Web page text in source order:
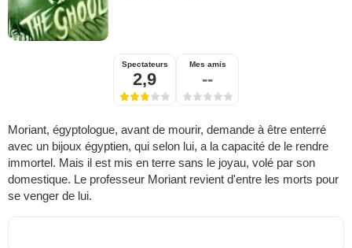
Spectateurs
2,9
Mes amis
--
Moriant, égyptologue, avant de mourir, demande à être enterré
avec un bijoux égyptien, qui selon lui, a la capacité de le rendre
immortel. Mais il est mis en terre sans le joyau, volé par son
domestique. Le professeur Moriant revient d'entre les morts pour
se venger de lui.